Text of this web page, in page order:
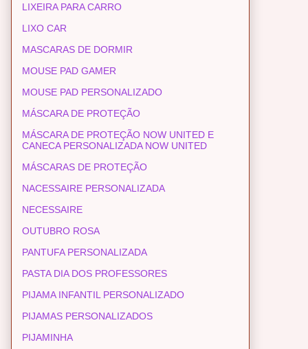
LIXEIRA PARA CARRO
LIXO CAR
MASCARAS DE DORMIR
MOUSE PAD GAMER
MOUSE PAD PERSONALIZADO
MÁSCARA DE PROTEÇÃO
MÁSCARA DE PROTEÇÃO NOW UNITED E
CANECA PERSONALIZADA NOW UNITED
MÁSCARAS DE PROTEÇÃO
NACESSAIRE PERSONALIZADA
NECESSAIRE
OUTUBRO ROSA
PANTUFA PERSONALIZADA
PASTA DIA DOS PROFESSORES
PIJAMA INFANTIL PERSONALIZADO
PIJAMAS PERSONALIZADOS
PIJAMINHA